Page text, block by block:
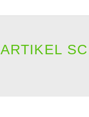
ARTIKEL